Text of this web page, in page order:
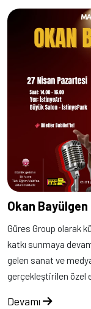
Okan
Güres Group olarak
katkı sunmaya
gelen sanat ve
gerçekleştirilen özel
Devamı